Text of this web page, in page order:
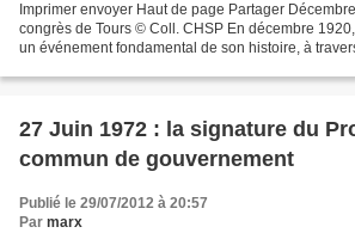
Imprimer envoyer Haut de page Partager
congrès de Tours © Coll. CHSP En décembre
un événement fondamental de son histoire, à
27 Juin 1972 : la signature du
commun de gouvernement
Publié le 29/07/2012 à 20:57
Par marx